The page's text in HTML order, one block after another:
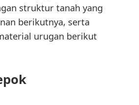
struktur tanah yang
berikutnya, serta
urugan berikut